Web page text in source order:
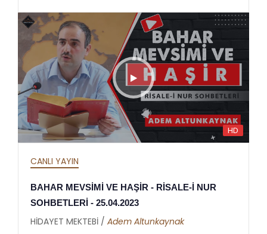
HD
CANLI YAYIN
BAHAR MEVSİMİ VE HAŞİR - RİSALE-İ NUR
SOHBETLERİ - 25.04.2023
HİDAYET MEKTEBİ / Adem Altunkaynak